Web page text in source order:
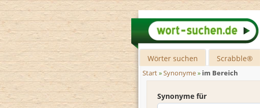
Wörter suchen Scrabble®
Start»Synonyme» im Bereich
Synonyme für